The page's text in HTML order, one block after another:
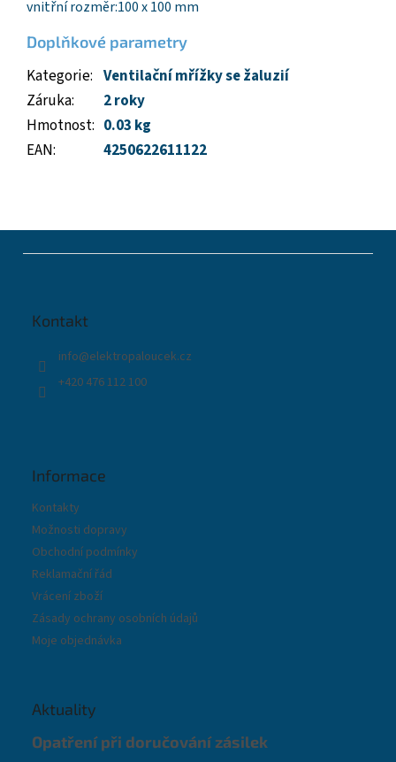
vnitřní rozměr:100 x 100 mm
Doplňkové parametry
Kategorie: Ventilační mřížky se žaluzií
Záruka:
2 roky
Hmotnost: 0.03 kg
EAN: 4250622611122
Kontakt
info@elektropaloucek.cz
+420 476 112 100
Informace
Kontakty
Možnosti dopravy
Obchodní podmínky
Reklamační řád
Vrácení zboží
Zásady ochrany osobních údajů
Moje objednávka
Aktuality
Opatření při doručování zásilek